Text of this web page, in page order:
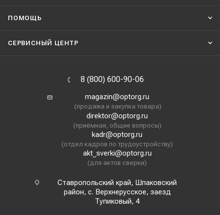
ПОМОЩЬ
СЕРВИСНЫЙ ЦЕНТР
8 (800) 600-90-06
magazin@optorg.ru
(продажа и закупка товара)
direktor@optorg.ru
(приёмная, общие вопросы)
kadr@optorg.ru
(отдел кадров по трудоустройству)
akt_sverki@optorg.ru
(для актов сверки)
Ставропольский край, Шпаковский
район, с. Верхнерусское, заезд
Тупиковый, 4